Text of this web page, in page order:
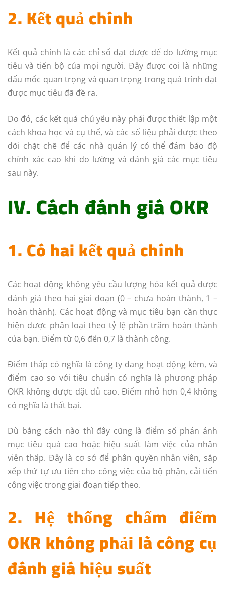
2. Kết quả chính
Kết quả chính là các chỉ số đạt được để đo lường mục
tiêu và tiến bộ của mọi người. Đây được coi là những
dấu mốc quan trọng và quan trọng trong quá trình đạt
được mục tiêu đã đề ra.
Do đó, các kết quả chủ yếu này phải được thiết lập một
cách khoa học và cụ thể, và các số liệu phải được theo
dõi chặt chẽ để các nhà quản lý có thể đảm bảo độ
chính xác cao khi đo lường và đánh giá các mục tiêu
sau này.
IV. Cách đánh giá OKR
1. Có hai kết quả chính
Các hoạt động không yêu cầu lượng hóa kết quả được
đánh giá theo hai giai đoạn (0 – chưa hoàn thành, 1 –
hoàn thành). Các hoạt động và mục tiêu bạn cần thực
hiện được phân loại theo tỷ lệ phần trăm hoàn thành
của bạn. Điểm từ 0,6 đến 0,7 là thành công.
Điểm thấp có nghĩa là công ty đang hoạt động kém, và
điểm cao so với tiêu chuẩn có nghĩa là phương pháp
OKR không được đặt đủ cao. Điểm nhỏ hơn 0,4 không
có nghĩa là thất bại.
Dù bằng cách nào thì đây cũng là điểm số phản ánh
mục tiêu quá cao hoặc hiệu suất làm việc của nhân
viên thấp. Đây là cơ sở để phân quyền nhân viên, sắp
xếp thứ tự ưu tiên cho công việc của bộ phận, cải tiến
công việc trong giai đoạn tiếp theo.
2. Hệ thống chấm điểm
OKR không phải là công cụ
đánh giá hiệu suất